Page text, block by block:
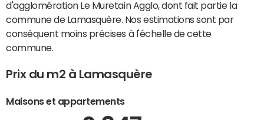
d'agglomération Le Muretain Agglo, dont fait partie la
commune de Lamasquère. Nos estimations sont par
conséquent moins précises à l'échelle de cette
commune.
Prix du m2 à Lamasquère
Maisons et appartements